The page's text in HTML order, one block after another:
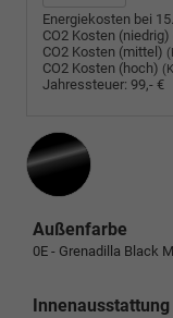
Energiekosten bei
CO2 Kosten (niedrig)
CO2 Kosten (mittel)
CO2 Kosten (hoch)
Jahressteuer: 99,- €
Außenfarbe
0E - Grenadilla Black
Innenausstattung